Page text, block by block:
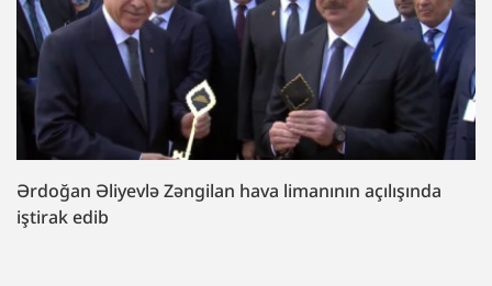
Ərdoğan Əliyevlə Zəngilan hava limanının açılışında
iştirak edib